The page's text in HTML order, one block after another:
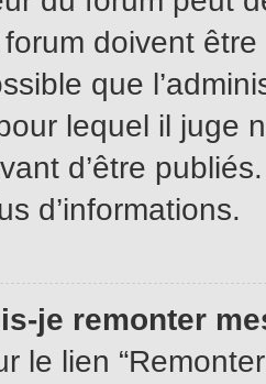
doivent
que
lequel il juge
d’être
d’informations.
je remonter
le lien